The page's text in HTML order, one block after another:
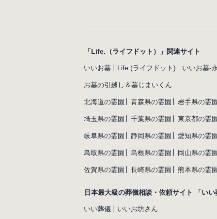
「Life.（ライフドット）」関連サイト
いいお墓 Life.(ライフドット) いいお墓-
お墓の引越し＆墓じまいくん
北海道の霊園 青森県の霊園 岩手県の霊
埼玉県の霊園 千葉県の霊園 東京都の霊
岐阜県の霊園 静岡県の霊園 愛知県の霊
鳥取県の霊園 島根県の霊園 岡山県の霊
佐賀県の霊園 長崎県の霊園 熊本県の霊
日本最大級の葬儀相談・依頼サイト 「いい
いい葬儀 いいお坊さん